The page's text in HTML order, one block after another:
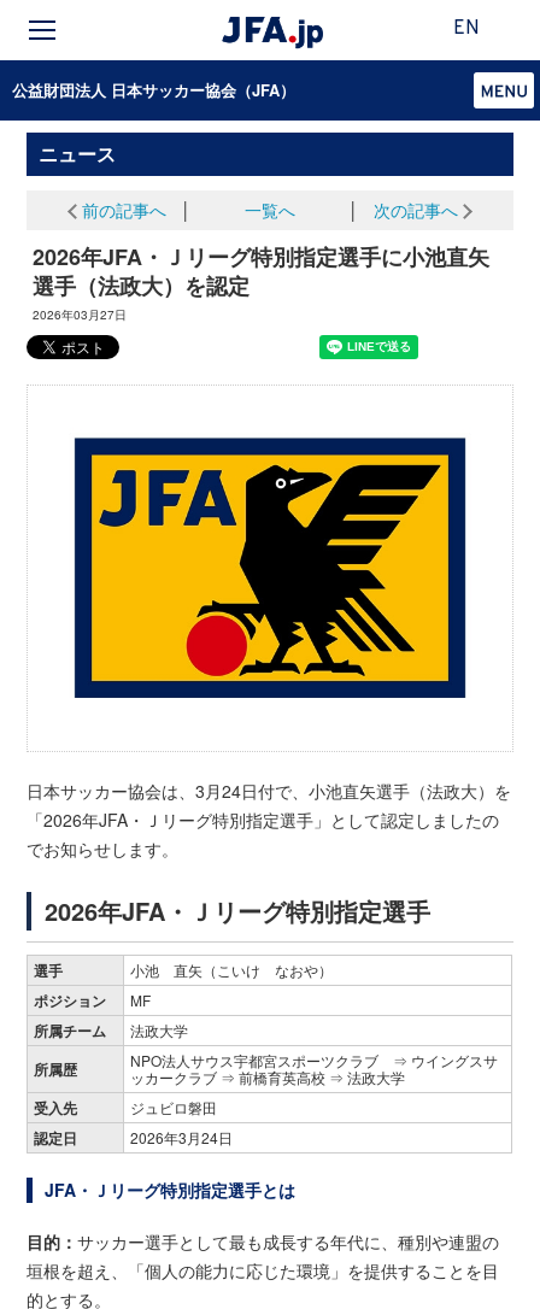
EN
公益財団法人 日本サッカー協会（JFA）
ニュース
前の記事へ 一覧へ 次の記事へ
2026年JFA・Ｊリーグ特別指定選手に小池直矢
選手（法政大）を認定
2026年03月27日
日本サッカー協会は、3月24日付で、小池直矢選手（法政大）を
「2026年JFA・Ｊリーグ特別指定選手」として認定しましたの
でお知らせします。
2026年JFA・Ｊリーグ特別指定選手
選手 小池 直矢（こいけ なおや）
ポジション MF
所属チーム 法政大学
所属歴
NPO法人サウス宇都宮スポーツクラブ ⇒ ウイングスサ
ッカークラブ ⇒ 前橋育英高校 ⇒ 法政大学
受入先 ジュビロ磐田
認定日 2026年3月24日
JFA・Ｊリーグ特別指定選手とは
目的：サッカー選手として最も成長する年代に、種別や連盟の
垣根を超え、「個人の能力に応じた環境」を提供することを目
的とする。